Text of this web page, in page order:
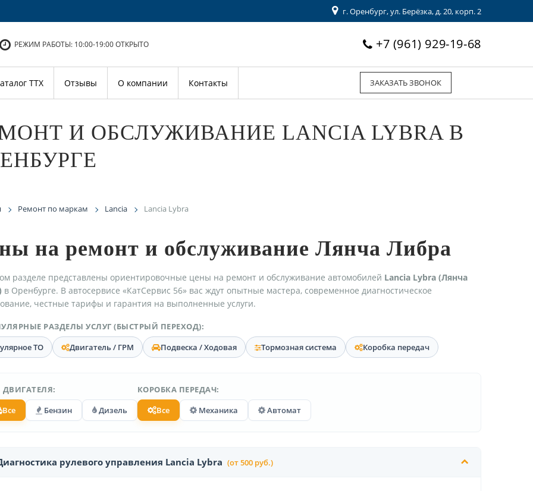
г. Оренбург, ул. Берёзка, д. 20, корп. 2
+7 (961) 929-19-68
РЕЖИМ РАБОТЫ: 10:00-19:00ОТКРЫТО
ЗАКАЗАТЬ ЗВОНОК
ТТХ Отзывы О компании Контакты
И ОБСЛУЖИВАНИЕ LANCIA LYBRA В
Ремонт по маркам Lancia Lancia Lybra
на ремонт и обслуживание Лянча Либра
разделе представлены ориентировочные цены на ремонт и обслуживание автомобилей Lancia Lybra (Лянча
в Оренбурге. В автосервисе «КатСервис 56» вас ждут опытные мастера, современное диагностическое
честные тарифы и гарантия на выполненные услуги.
РАЗДЕЛЫ УСЛУГ (БЫСТРЫЙ ПЕРЕХОД):
ТО
Двигатель / ГРМ Подвеска / Ходовая Тормозная система Коробка передач
Все
Бензин Дизель
КОРОБКА ПЕРЕДАЧ:
Все
Механика Автомат
рулевого управления Lancia Lybra (от 500 руб.)